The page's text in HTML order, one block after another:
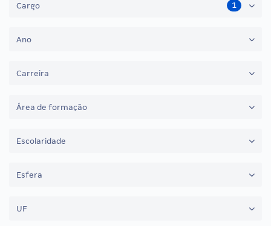
Cargo 1
Ano
Carreira
Área de formação
Escolaridade
Esfera
UF